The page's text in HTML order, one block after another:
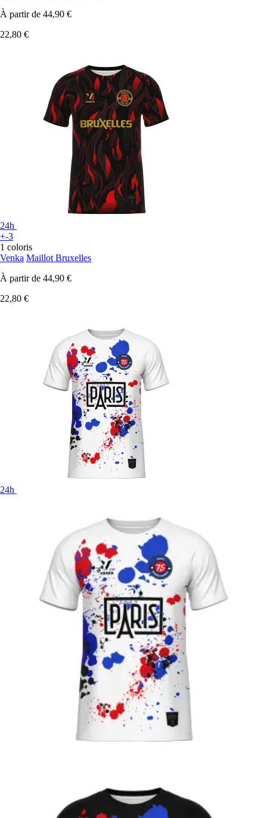
À partir de 44,90 €
22,80 €
24h
+-3
1 coloris
Venka Maillot Bruxelles
À partir de 44,90 €
22,80 €
24h